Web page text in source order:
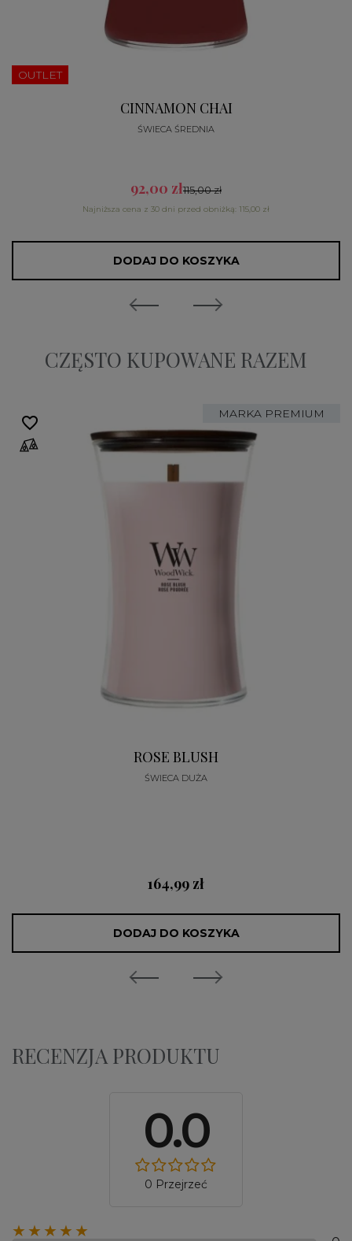
OUTLET
CINNAMON CHAI
ŚWIECA ŚREDNIA
92,00 zł115,00 zł
Najniższa cena z 30 dni przed obniżką: 115,00 zł
DODAJ DO KOSZYKA
CZĘSTO KUPOWANE RAZEM
MARKA PREMIUM
ROSE BLUSH
ŚWIECA DUŻA
164,99 zł
DODAJ DO KOSZYKA
favorite_border
RECENZJA PRODUKTU
0.0
0 Przejrzeć
★★★★★